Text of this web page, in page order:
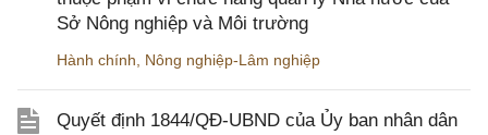
Sở Nông nghiệp và Môi trường
Hành chính, Nông nghiệp-Lâm nghiệp
Quyết định 1844/QĐ-UBND của Ủy ban nhân dân